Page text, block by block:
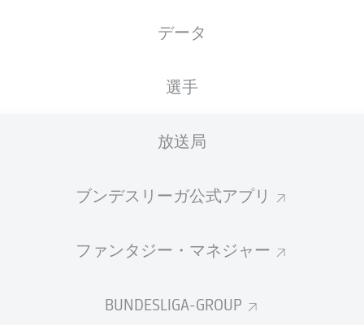
データ
選手
放送局
ブンデスリーガ公式アプリ
ファンタジー・マネジャー
BUNDESLIGA-GROUP
14.08.2000
2025/2026
統計 シーズン 2025/2026